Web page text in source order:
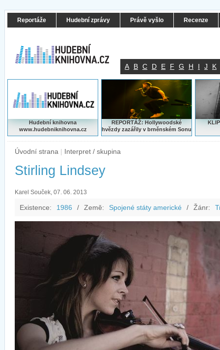
Reportáže Hudební zprávy Právě vyšlo Recenze
A B C D E F G H I J K
Hudební knihovna
www.hudebniknihovna.cz
REPORTÁŽ: Hollywoodské
hvězdy zazářily v brněnském Sonu
Úvodní strana | Interpret / skupina
Stirling Lindsey
Karel Souček, 07. 06. 2013
Existence: 1986 / Země: Spojené státy americké / Žánr: